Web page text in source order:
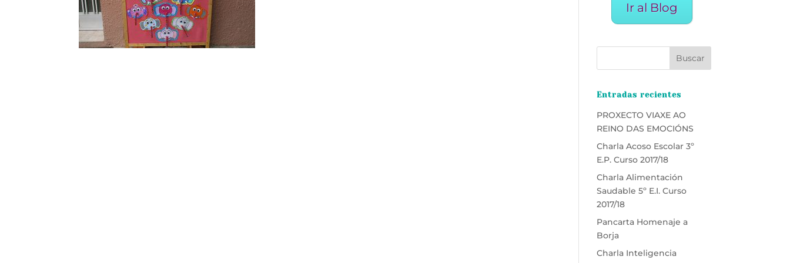
Ir al Blog
Entradas recientes
PROXECTO VIAXE AO
REINO DAS EMOCIÓNS
Charla Acoso Escolar 3º
E.P. Curso 2017/18
Charla Alimentación
Saudable 5º E.I. Curso
2017/18
Pancarta Homenaje a
Borja
Charla Inteligencia